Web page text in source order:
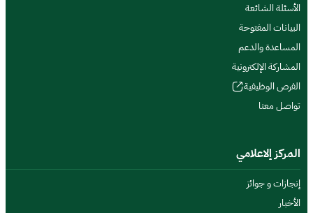
الأسئلة الشائعة
البيانات المفتوحة
المساعدة والدعم
المشاركة الإلكترونية
الفرص الوظيفية
تواصل معنا
المركز إلاعلامي
إنجازات و جوائز
الأخبار